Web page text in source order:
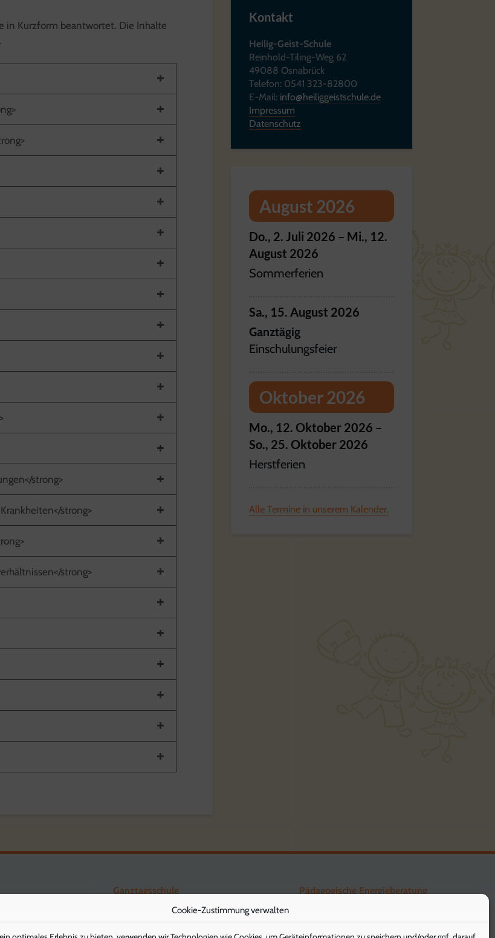
Cookie-Zustimmung verwalten
in Kurzform beantwortet. Die Inhalte
strong>
strong>
strong>
Kontakt
Heilig-Geist-Schule
Reinhold-Tiling-Weg 62
49088 Osnabrück
Telefon: 0541 323-82800
E-Mail: info@heiliggeistschule.de
Impressum
Datenschutz
August 2026
Do., 2. Juli 2026 – Mi., 12.
August 2026
Sommerferien
Sa., 15. August 2026
Ganztägig
Einschulungsfeier
Oktober 2026
Mo., 12. Oktober 2026 –
So., 25. Oktober 2026
Herstferien
Alle Termine in unserem Kalender.
Ganztagsschule Pädagogische Energieberatung